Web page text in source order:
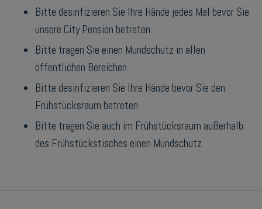
Bitte desinfizieren Sie Ihre Hände jedes Mal bevor Sie
unsere City Pension betreten
Bitte tragen Sie einen Mundschutz in allen
öffentlichen Bereichen
Bitte desinfizieren Sie Ihre Hände bevor Sie den
Frühstücksraum betreten
Bitte tragen Sie auch im Frühstücksraum außerhalb
des Frühstückstisches einen Mundschutz